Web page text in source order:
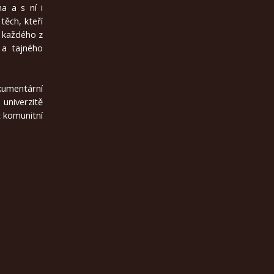
a s ní i
těch, kteří
z
tajného
komunitní